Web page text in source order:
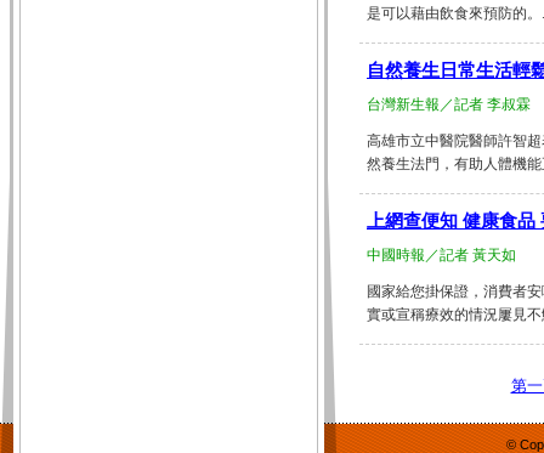
是可以藉由飲食來預防的。
自然養生日常生活輕
台灣新生報／記者 李叔霖
高雄市立中醫院醫師許智
然養生法門，有助人體機
上網查便知 健康食
中國時報／記者 黃天如
國家給您掛保證，消費者
實或宣稱療效的情況屢見
第
©